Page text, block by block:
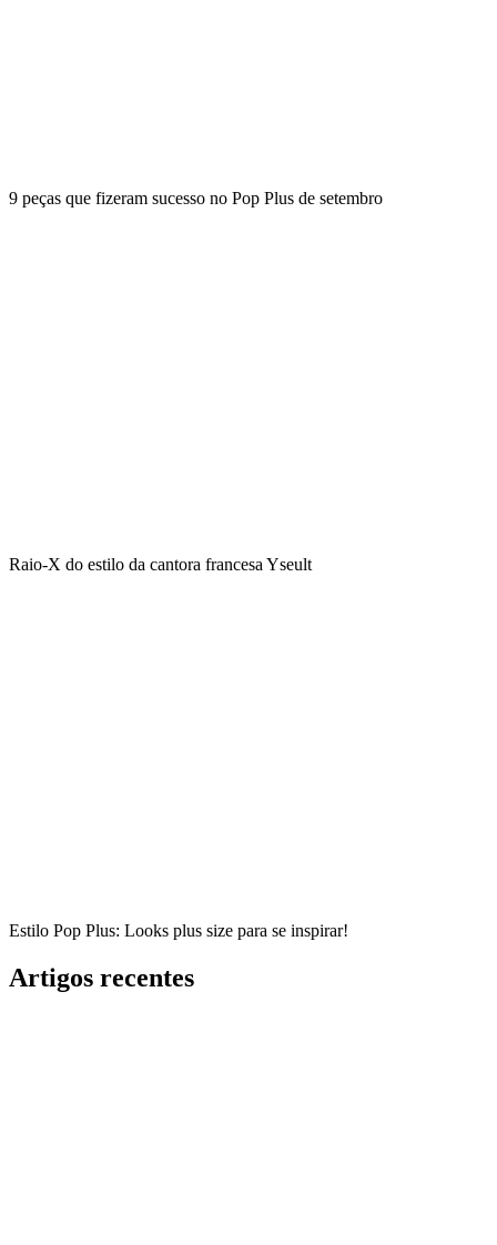
9 peças que fizeram sucesso no Pop Plus de setembro
Raio-X do estilo da cantora francesa Yseult
Estilo Pop Plus: Looks plus size para se inspirar!
Artigos recentes